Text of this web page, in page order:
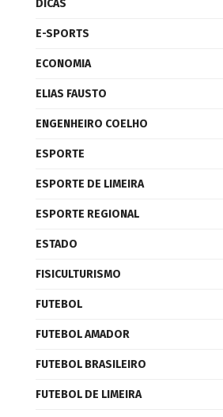
DICAS
E-SPORTS
ECONOMIA
ELIAS FAUSTO
ENGENHEIRO COELHO
ESPORTE
ESPORTE DE LIMEIRA
ESPORTE REGIONAL
ESTADO
FISICULTURISMO
FUTEBOL
FUTEBOL AMADOR
FUTEBOL BRASILEIRO
FUTEBOL DE LIMEIRA